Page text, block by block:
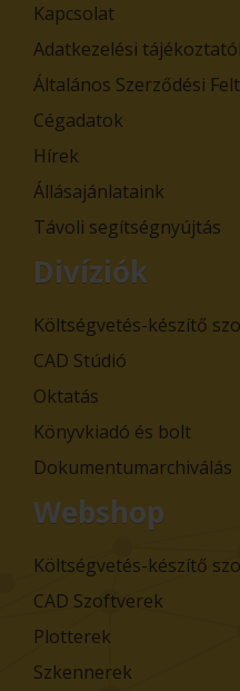
Kapcsolat
Adatkezelési
Általános Szerződési
Cégadatok
Hírek
Állásajánlataink
Távoli segítségnyújtás
Divíziók
Költségvetés-készítő
CAD Stúdió
Oktatás
Könyvkiadó és bolt
Dokumentumarchiválás
Webshop
Költségvetés-készítő
CAD Szoftverek
Plotterek
Szkennerek